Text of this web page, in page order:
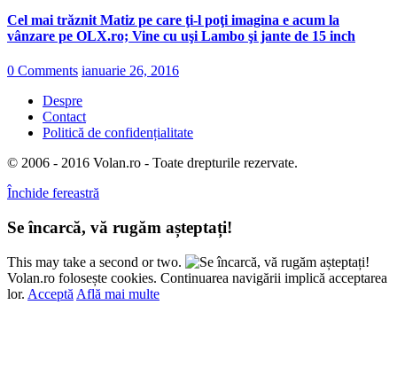
Cel mai trăznit Matiz pe care ţi-l poţi imagina e acum la
vânzare pe OLX.ro; Vine cu uşi Lambo şi jante de 15 inch
0 Comments ianuarie 26, 2016
Despre
Contact
Politică de confidențialitate
© 2006 - 2016 Volan.ro - Toate drepturile rezervate.
Închide fereastră
Se încarcă, vă rugăm așteptați!
This may take a second or two.
Volan.ro folosește cookies. Continuarea navigării implică acceptarea
lor. Acceptă Află mai multe